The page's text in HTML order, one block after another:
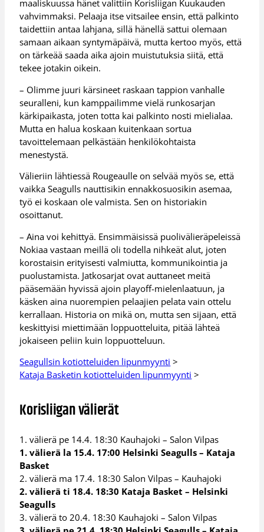
maaliskuussa hänet valittiin Korisliigan Kuukauden
vahvimmaksi. Pelaaja itse vitsailee ensin, että palkinto
taidettiin antaa lahjana, sillä hänellä sattui olemaan
samaan aikaan syntymäpäivä, mutta kertoo myös, että
on tärkeää saada aika ajoin muistutuksia siitä, että
tekee jotakin oikein.
– Olimme juuri kärsineet raskaan tappion vanhalle
seuralleni, kun kamppailimme vielä runkosarjan
kärkipaikasta, joten totta kai palkinto nosti mielialaa.
Mutta en halua koskaan kuitenkaan sortua
tavoittelemaan pelkästään henkilökohtaista
menestystä.
Välieriin lähtiessä Rougeaulle on selvää myös se, että
vaikka Seagulls nauttisikin ennakkosuosikin asemaa,
työ ei koskaan ole valmista. Sen on historiakin
osoittanut.
– Aina voi kehittyä. Ensimmäisissä puolivälieräpeleissä
Nokiaa vastaan meillä oli todella nihkeät alut, joten
korostaisin erityisesti valmiutta, kommunikointia ja
puolustamista. Jatkosarjat ovat auttaneet meitä
pääsemään hyvissä ajoin playoff-mielenlaatuun, ja
käsken aina nuorempien pelaajien pelata vain ottelu
kerrallaan. Historia on mikä on, mutta sen sijaan, että
keskittyisi miettimään loppuotteluita, pitää lähteä
jokaiseen peliin kuin loppuotteluun.
Seagullsin kotiotteluiden lipunmyynti >
Kataja Basketin kotiotteluiden lipunmyynti >
Korisliigan välierät
1. välierä pe 14.4. 18:30 Kauhajoki – Salon Vilpas
1. välierä la 15.4. 17:00 Helsinki Seagulls – Kataja
Basket
2. välierä ma 17.4. 18:30 Salon Vilpas – Kauhajoki
2. välierä ti 18.4. 18:30 Kataja Basket – Helsinki
Seagulls
3. välierä to 20.4. 18:30 Kauhajoki – Salon Vilpas